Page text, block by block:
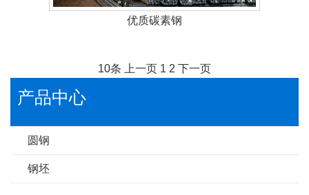
优质碳素钢
10条 上一页 1 2 下一页
产品中心
圆钢
钢坯